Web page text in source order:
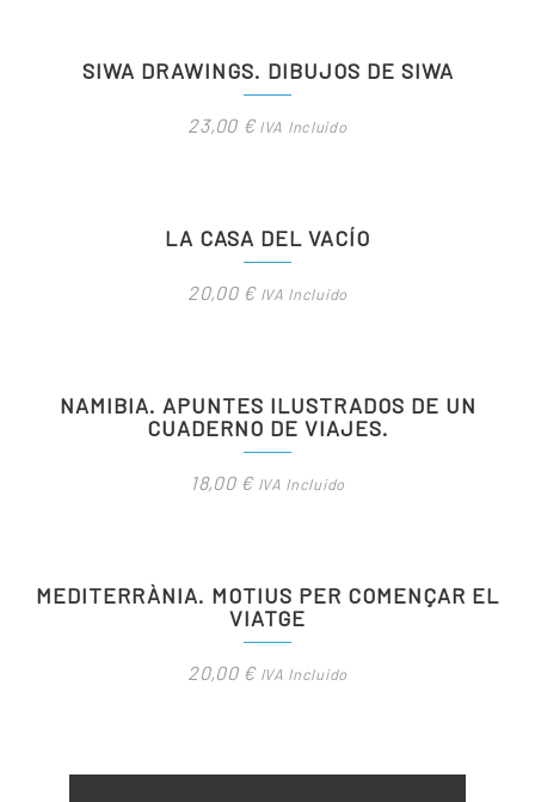
SIWA DRAWINGS. DIBUJOS DE SIWA
23,00 € IVA Incluido
LA CASA DEL VACÍO
20,00 € IVA Incluido
NAMIBIA. APUNTES ILUSTRADOS DE UN
CUADERNO DE VIAJES.
18,00 € IVA Incluido
MEDITERRÀNIA. MOTIUS PER COMENÇAR EL
VIATGE
20,00 € IVA Incluido